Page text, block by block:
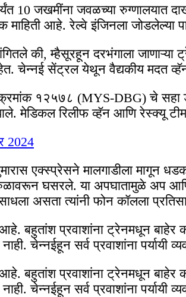
10 जखमींना जवळच्या
माहिती आहे. रेल्वे इंजिनला जोडलेल्या
की, म्हैसूरहून दरभंगाला
चेन्नई सेंट्रल येथून वैद्यकीय मदत
१२५७८ (MYS-DBG) चे सहा
मेडिकल रिलीफ व्हॅन आणि रेस्क्यू
2024
एक्स्प्रेसने मालगाडीला मागून
घसरले. या अपघातामुळे अप आणि
साधला असता त्यांनी फोन कॉलला
बहुतांश प्रवाशांना ट्रेनमधून बाहेर
चेन्नईहून सर्व प्रवाशांना
बहुतांश प्रवाशांना ट्रेनमधून बाहेर
चेन्नईहून सर्व प्रवाशांना